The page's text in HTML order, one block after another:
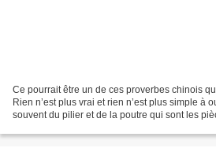
Ce pourrait être un de ces proverbes chinois
Rien n’est plus vrai et rien n’est plus simple à
souvent du pilier et de la poutre qui sont les